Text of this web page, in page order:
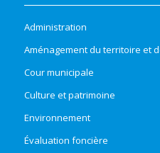
Administration
Aménagement du territoire et
Cour municipale
Culture et patrimoine
Environnement
Évaluation foncière